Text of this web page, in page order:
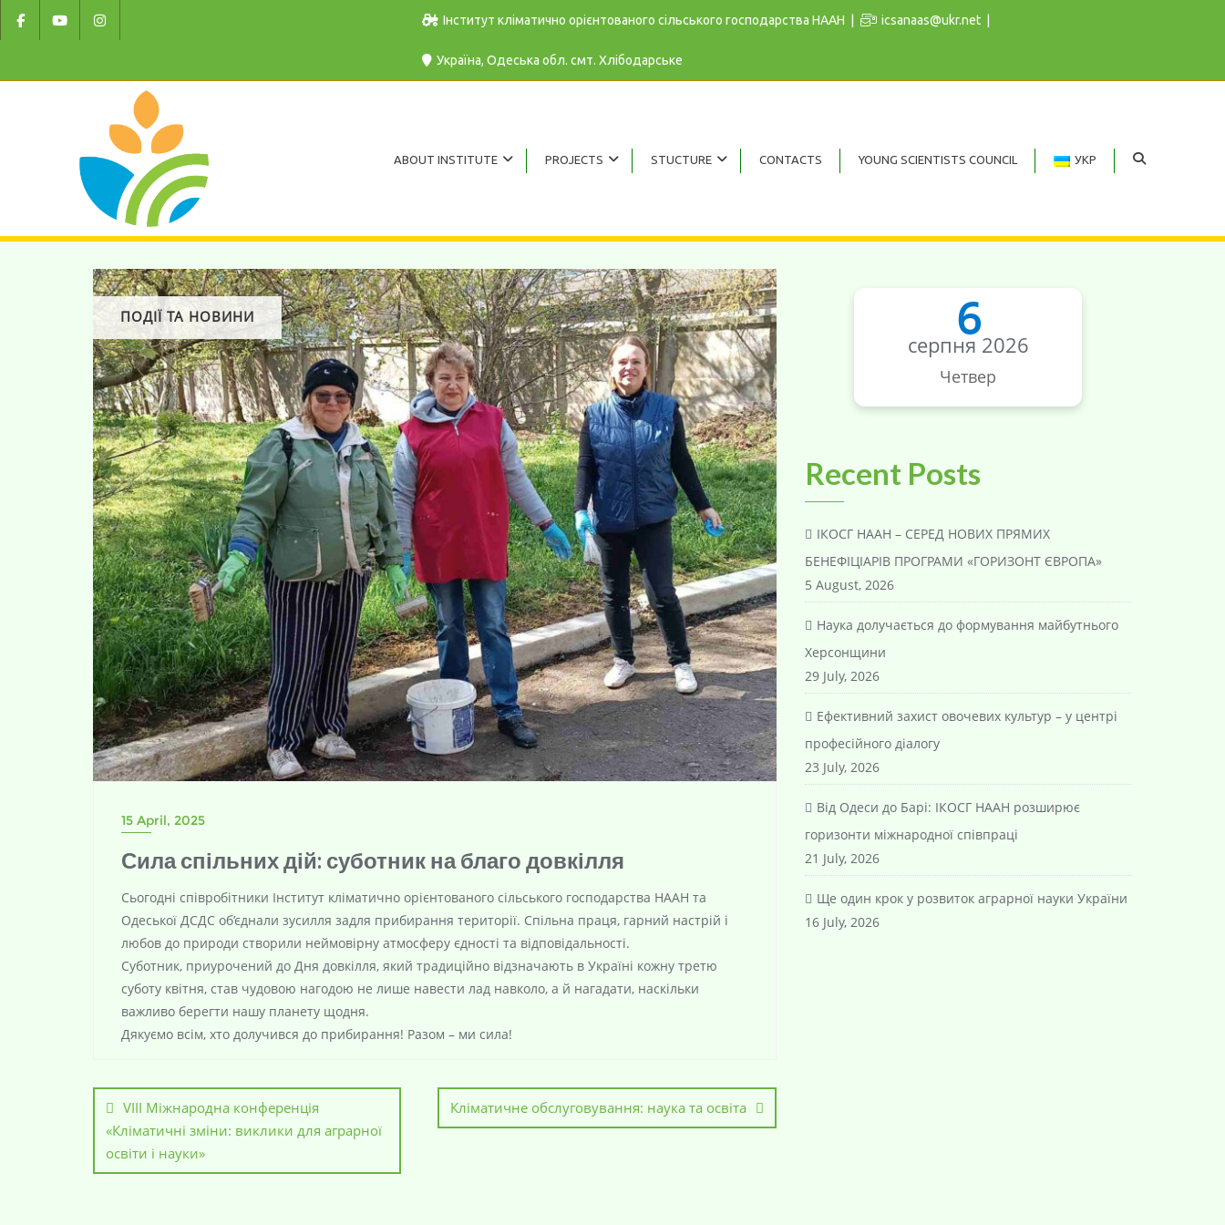
Інститут кліматично орієнтованого сільського господарства НААН icsanaas@ukr.net
Україна, Одеська обл. cмт. Хлібодарське
ABOUT INSTITUTE PROJECTS STUCTURE CONTACTS YOUNG SCIENTISTS COUNCIL УКР
ПОДІЇ ТА НОВИНИ
15 April, 2025
Сила спільних дій: суботник на благо довкілля
Сьогодні співробітники Інститут кліматично орієнтованого сільського господарства НААН та
Одеської ДСДС об’єднали зусилля задля прибирання території. Спільна праця, гарний настрій і
любов до природи створили неймовірну атмосферу єдності та відповідальності.
Суботник, приурочений до Дня довкілля, який традиційно відзначають в Україні кожну третю
суботу квітня, став чудовою нагодою не лише навести лад навколо, а й нагадати, наскільки
важливо берегти нашу планету щодня.
Дякуємо всім, хто долучився до прибирання! Разом – ми сила!
VІII Міжнародна конференція
«Кліматичні зміни: виклики для аграрної
освіти і науки»
Кліматичне обслуговування: наука та освіта
6
серпня 2026
Четвер
Recent Posts
ІКОСГ НААН – СЕРЕД НОВИХ ПРЯМИХ
БЕНЕФІЦІАРІВ ПРОГРАМИ «ГОРИЗОНТ ЄВРОПА»
5 August, 2026
Наука долучається до формування майбутнього
Херсонщини
29 July, 2026
Ефективний захист овочевих культур – у центрі
професійного діалогу
23 July, 2026
Від Одеси до Барі: ІКОСГ НААН розширює
горизонти міжнародної співпраці
21 July, 2026
Ще один крок у розвиток аграрної науки України
16 July, 2026